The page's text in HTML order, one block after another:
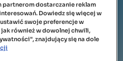
się
partnerom dostarczanie reklam
Dowiedz się więcej w
swoje preferencje w
również w dowolnej chwili,
znajdujący się na dole